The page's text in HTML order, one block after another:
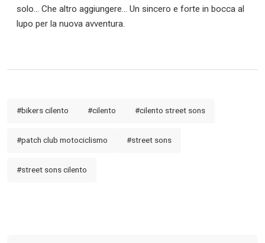
solo… Che altro aggiungere… Un sincero e forte in bocca al
lupo per la nuova avventura.
#bikers cilento #cilento #cilento street sons
#patch club motociclismo #street sons
#street sons cilento